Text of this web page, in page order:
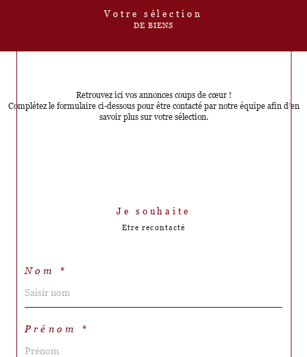
Votre sélection
DE BIENS
Retrouvez ici vos annonces coups de cœur !
Complétez le formulaire ci-dessous pour être contacté par notre équipe afin d’en
savoir plus sur votre sélection.
Je souhaite
Etre recontacté
Nom *
Prénom *